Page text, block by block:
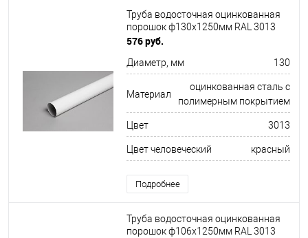
Труба водосточная оцинкованная
порошок ф130х1250мм RAL 3013
576 руб.
Диаметр, мм 130
Материал
оцинкованная сталь с
полимерным покрытием
Цвет 3013
Цвет человеческий красный
Подробнее
Труба водосточная оцинкованная
порошок ф106х1250мм RAL 3013